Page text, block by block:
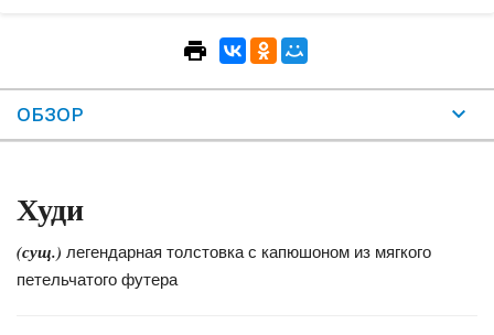
ОБЗОР
Худи
(сущ.) легендарная толстовка с капюшоном из мягкого
петельчатого футера